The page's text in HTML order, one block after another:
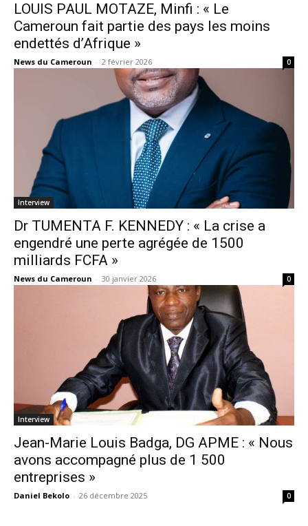
LOUIS PAUL MOTAZE, Minfi : « Le
Cameroun fait partie des pays les moins
endettés d’Afrique »
News du Cameroun - 2 février 2026 0
Interview
Dr TUMENTA F. KENNEDY : « La crise a
engendré une perte agrégée de 1500
milliards FCFA »
News du Cameroun - 30 janvier 2026 0
Interview
Jean-Marie Louis Badga, DG APME : « Nous
avons accompagné plus de 1 500
entreprises »
Daniel Bekolo - 26 décembre 2025 0